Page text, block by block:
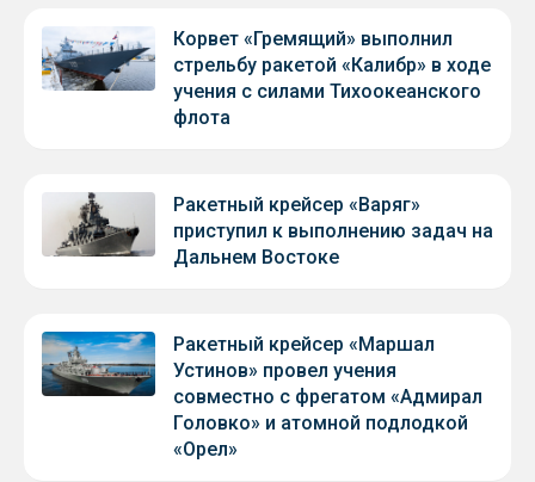
Корвет «Гремящий» выполнил
стрельбу ракетой «Калибр» в ходе
учения с силами Тихоокеанского
флота
Ракетный крейсер «Варяг»
приступил к выполнению задач на
Дальнем Востоке
Ракетный крейсер «Маршал
Устинов» провел учения
совместно с фрегатом «Адмирал
Головко» и атомной подлодкой
«Орел»